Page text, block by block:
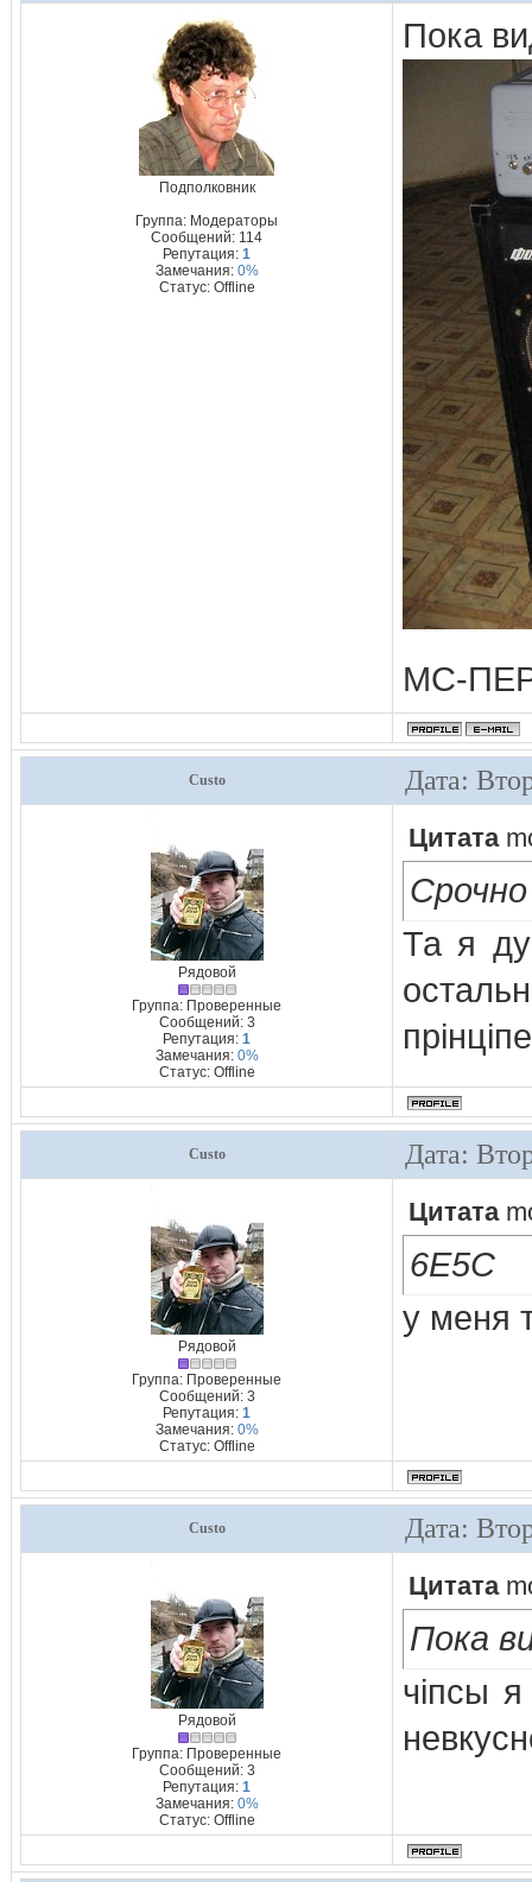
Подполковник
Группа: Модераторы
Сообщений: 114
Репутация: 1
Замечания: 0%
Статус: Offline
Пока
МС-
Custo Дата:
Рядовой
Группа: Проверенные
Сообщений: 3
Репутация: 1
Замечания: 0%
Статус: Offline
Цитата
Та я
Custo Дата:
Рядовой
Группа: Проверенные
Сообщений: 3
Репутация: 1
Замечания: 0%
Статус: Offline
Цитата
6Е5С
у меня
Custo Дата:
Рядовой
Группа: Проверенные
Сообщений: 3
Репутация: 1
Замечания: 0%
Статус: Offline
Цитата
Пока
чіпсы